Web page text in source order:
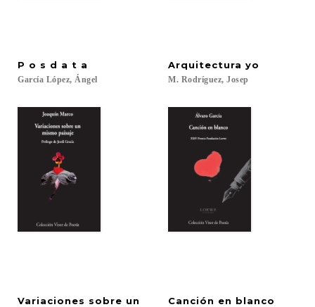
P o s d a t a
García López, Ángel
Arquitectura yo
M. Rodríguez, Josep
Variaciones sobre un
Canción en blanco